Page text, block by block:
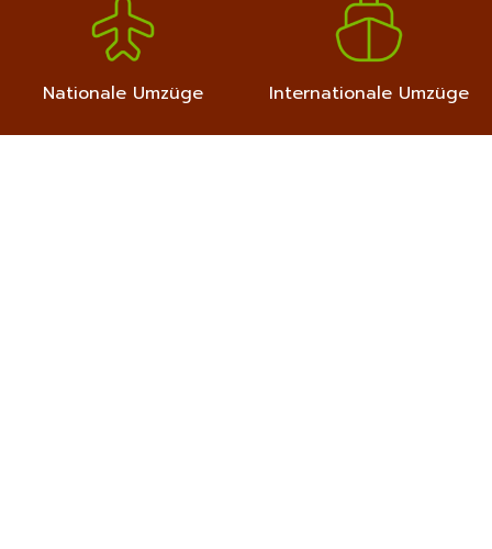
Nationale Umzüge Internationale Umzüge